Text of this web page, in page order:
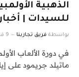
الذهبية
للسيدات |
بواسطة فريق تجاربنا 9 فبراير، 2026
في دورة الألعاب
ماتيلد جريمود على